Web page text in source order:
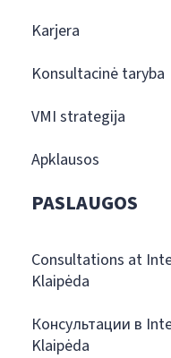
Karjera
Konsultacinė taryba
VMI strategija
Apklausos
PASLAUGOS
Consultations at
Klaipėda
Консультации в
Klaipėda